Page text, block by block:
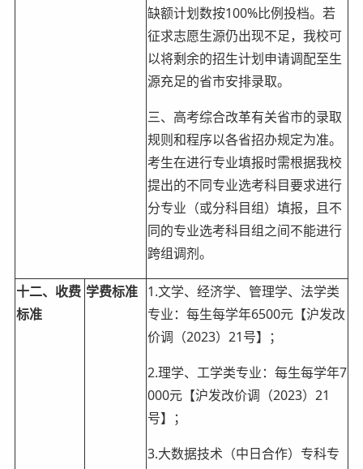
缺额计划数按100%比例投档。若
征求志愿生源仍出现不足，我校可
以将剩余的招生计划申请调配至生
源充足的省市安排录取。
三、高考综合改革有关省市的录取
规则和程序以各省招办规定为准。
考生在进行专业填报时需根据我校
提出的不同专业选考科目要求进行
分专业（或分科目组）填报，且不
同的专业选考科目组之间不能进行
跨组调剂。
十二、收费
标准
学费标准 1.文学、经济学、管理学、法学类
专业：每生每学年6500元【沪发改
价调（2023）21号】；
2.理学、工学类专业：每生每学年7
000元【沪发改价调（2023）21
号】；
3.大数据技术（中日合作）专科专